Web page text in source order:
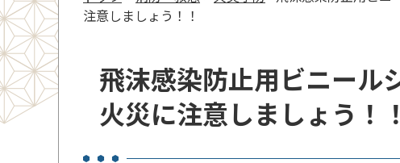
注意しましょう！！
飛沫感染防止用ビニール
火災に注意しましょう！！